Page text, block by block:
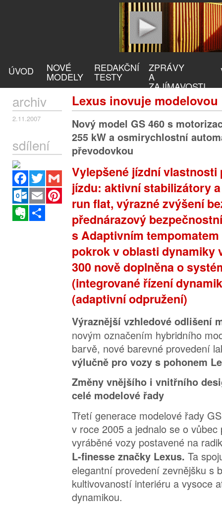
ÚVOD NOVÉ
MODELY
REDAKČNÍ
TESTY
ZPRÁVY
A
ZAJÍMAVOSTI
Lexus inovuje modelovou
archiv
2.11.2007
sdílení
Facebook
Twitter
Gmail
Outlook.com
Email
Pinterest
Evernote
Nový model GS 460 s
255 kW a osmirychlostní
převodovkou
Vylepšené jízdní
jízdu: aktivní stabilizátory
run flat, výrazné zvýšení
přednárazový
s Adaptivním tempomatem
pokrok v oblasti dynamiky
300 nově doplněna o
(integrované řízení
(adaptivní odpružení)
Výraznější vzhledové odlišení
novým označením hybridního
barvě, nové barevné provedení
výlučně pro vozy s pohonem
Změny vnějšího i vnitřního
celé modelové řady
Třetí generace modelové řady
v roce 2005 a jednalo se o
vyráběné vozy postavené na
L-finesse značky Lexus. Ta
elegantní provedení zevnějšku s
kultivovaností interiéru a vysoce
dynamikou.